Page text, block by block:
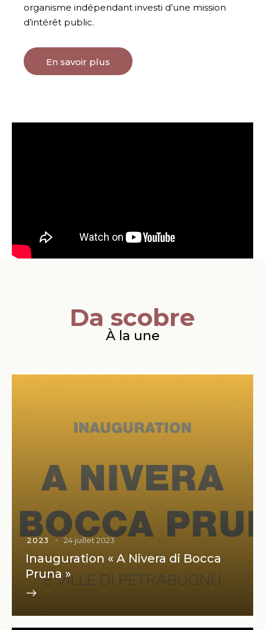
organisme indépendant investi d’une mission
d’intérêt public.
En savoir plus
Da scobre
À la une
2023 24 juillet 2023
Inauguration « A Nivera di Bocca
Pruna »